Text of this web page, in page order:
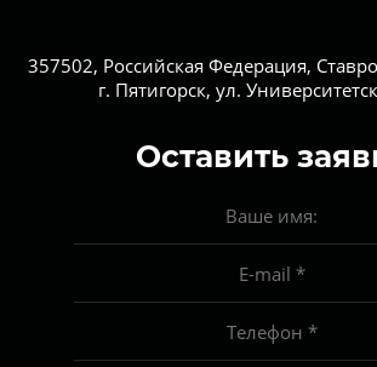
357502, Российская Федерация,
г. Пятигорск, ул.
Оставить